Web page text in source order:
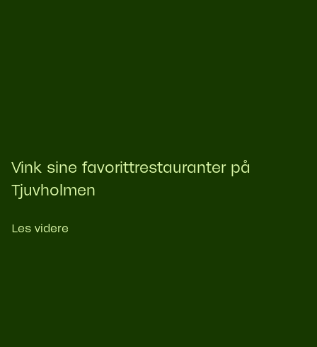
Vink sine favorittrestauranter på
Tjuvholmen
Les videre